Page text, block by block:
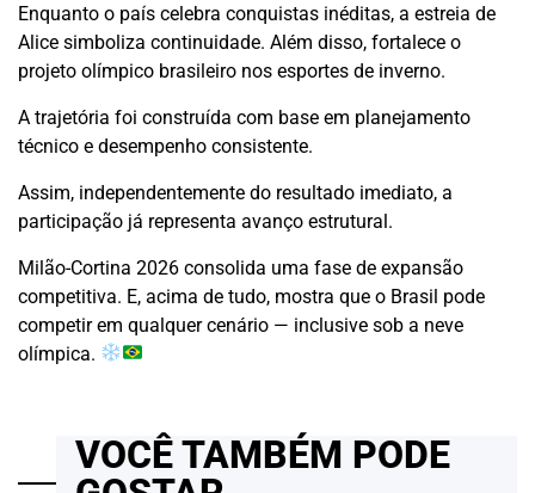
Enquanto o país celebra conquistas inéditas, a estreia de
Alice simboliza continuidade. Além disso, fortalece o
projeto olímpico brasileiro nos esportes de inverno.
A trajetória foi construída com base em planejamento
técnico e desempenho consistente.
Assim, independentemente do resultado imediato, a
participação já representa avanço estrutural.
Milão-Cortina 2026 consolida uma fase de expansão
competitiva. E, acima de tudo, mostra que o Brasil pode
competir em qualquer cenário — inclusive sob a neve
olímpica.
VOCÊ TAMBÉM PODE